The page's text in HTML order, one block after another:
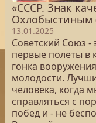
«СССР. Знак
Охлобыстиным
13.01.2025
Советский Союз -
первые полеты в
гонка
молодости.
человека, когда
справляться с
побед и - не